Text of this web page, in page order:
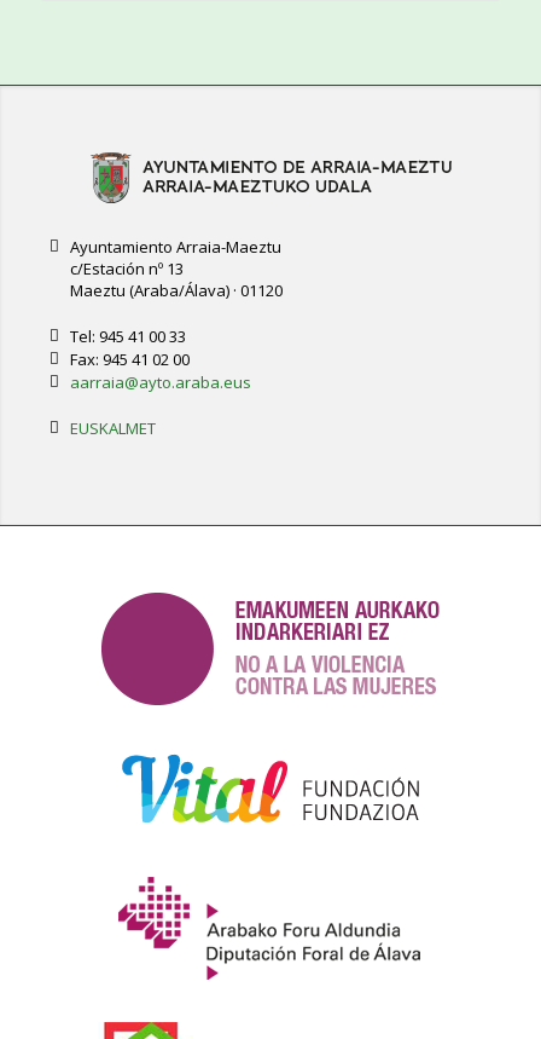
Ayuntamiento Arraia-Maeztu
c/Estación nº 13
Maeztu (Araba/Álava) · 01120
Tel: 945 41 00 33
Fax: 945 41 02 00
aarraia@ayto.araba.eus
EUSKALMET